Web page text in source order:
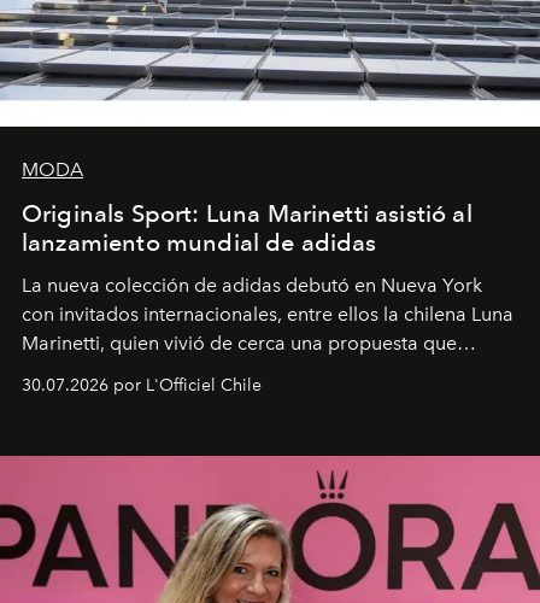
MODA
Originals Sport: Luna Marinetti asistió al
lanzamiento mundial de adidas
La nueva colección de adidas debutó en Nueva York
con invitados internacionales, entre ellos la chilena Luna
Marinetti, quien vivió de cerca una propuesta que
fusiona moda y rendimiento.
30.07.2026 por L'Officiel Chile